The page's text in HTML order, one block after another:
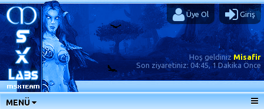
Üye Ol Giriş
Hoş geldinizMisafir
Son ziyaretiniz: 04:45, 1 Dakika Önce
MENÜ